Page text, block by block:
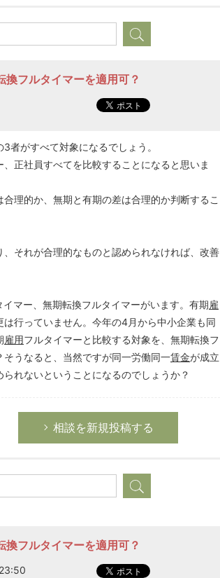
フルタイマーを適用可？
者がすべて対象になるでしょう。
正社員すべてを比較することになると思いま
理的か、無期と有期の差は合理的か判断するこ
それが合理的なものと認められなければ、改善
イマー、無期転換フルタイマーがいます。有期雇
は行っていません。今年の4月から中小企業も同
雇用フルタイマーと比較する対象を、無期転換フ
うなると、当然ですが同一労働同一賃金が成立
れないということになるのでしょうか？
相談を新規投稿する
フルタイマーを適用可？